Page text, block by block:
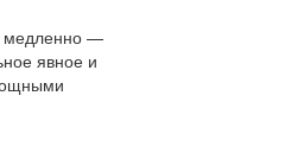
медленно —
явное и